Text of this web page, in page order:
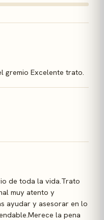
gremio Excelente trato.
de toda la vida.Trato
muy atento y
ayudar y asesorar en lo
la pena